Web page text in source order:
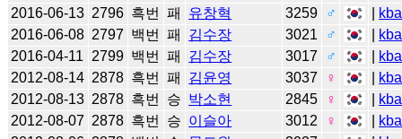
2016-06-13 2796 흑번 패 유창혁 3259 ♂
kba
2016-06-08 2797 백번 패 김수장 3021 ♂
kba
2016-04-11
2799 백번 패 김수장 3017 ♂
kba
2012-08-14 2878 흑번 패 김윤영 3037 ♀
kba
2012-08-13 2878 흑번 승 박소현 2845 ♀
kba
2012-08-07 2878 흑번 승 이슬아 3012 ♀
kba